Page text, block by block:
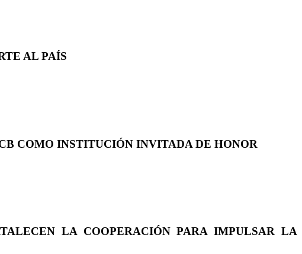
AL PAÍS
COMO INSTITUCIÓN INVITADA DE HONOR
LA COOPERACIÓN PARA IMPULSAR LA